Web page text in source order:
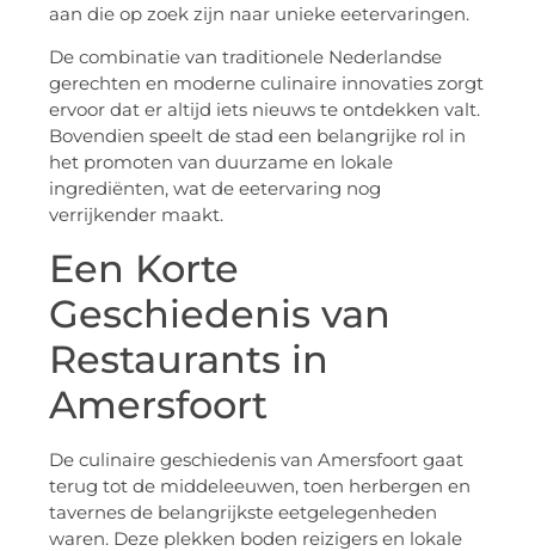
aan die op zoek zijn naar unieke eetervaringen.
De combinatie van traditionele Nederlandse
gerechten en moderne culinaire innovaties zorgt
ervoor dat er altijd iets nieuws te ontdekken valt.
Bovendien speelt de stad een belangrijke rol in
het promoten van duurzame en lokale
ingrediënten, wat de eetervaring nog
verrijkender maakt.
Een Korte
Geschiedenis van
Restaurants in
Amersfoort
De culinaire geschiedenis van Amersfoort gaat
terug tot de middeleeuwen, toen herbergen en
tavernes de belangrijkste eetgelegenheden
waren. Deze plekken boden reizigers en lokale